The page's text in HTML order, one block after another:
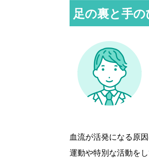
足の裏と手
血流が活発になる原
運動や特別な活動を